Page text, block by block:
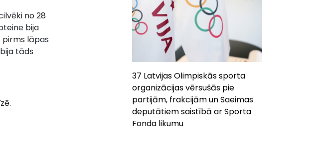
no 28
bija
pirms lāpas
tāds
37 Latvijas Olimpiskās sporta
organizācijas vērsušās pie
partijām, frakcijām un Saeimas
deputātiem saistībā ar Sporta
Fonda likumu